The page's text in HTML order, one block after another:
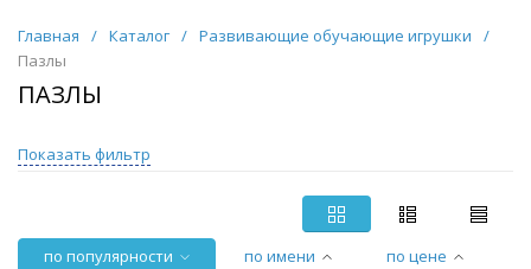
Главная / Каталог / Развивающие обучающие игрушки
/
Пазлы
ПАЗЛЫ
Показать фильтр
по популярности по имени по цене